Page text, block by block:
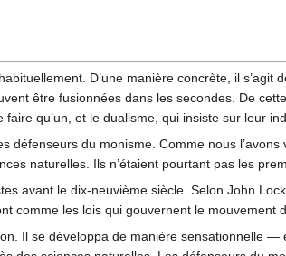
D’une manière concrète, il s’agit
être fusionnées dans les secondes. De
qu’un, et le dualisme, qui insiste sur leur
du monisme. Comme nous
naturelles. Ils n’étaient pourtant pas les
avant le dix-neuvième siècle. Selon John
comme les lois qui gouvernent le mouvement
Il se développa de manière sensationnelle